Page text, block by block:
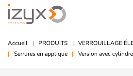
Accueil PRODUITS
VERROUILLAGE
Serrures en applique
Version avec cylindre